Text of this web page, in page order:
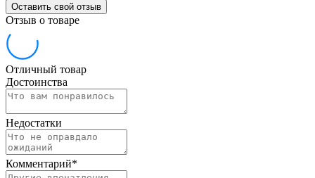
Оставить свой отзыв
Отзыв о товаре
Отличный товар
Достоинства
Недостатки
Комментарий*